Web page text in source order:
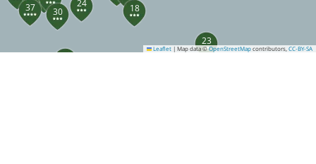
18
23
24
30
37
Leaflet | Map data ©OpenStreetMap contributors, CC-BY-SA